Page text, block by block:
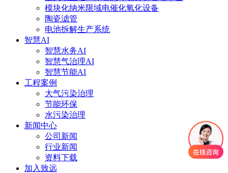
模块化纳米限域电催化氧化设备
陶瓷滤管
电池拆解生产系统
智慧AI
智慧水务AI
智慧气治理AI
智慧节能AI
工程案例
大气污染治理
节能环保
水污染治理
新闻中心
公司新闻
行业新闻
资料下载
加入致远